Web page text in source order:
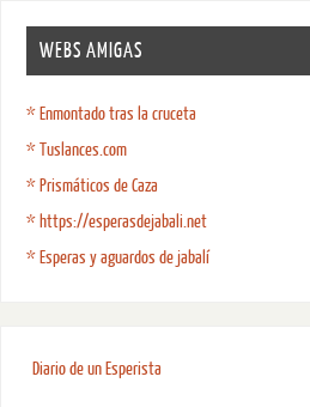
WEBS AMIGAS
* Enmontado tras la cruceta
* Tuslances.com
* Prismáticos de Caza
* https://esperasdejabali.net
* Esperas y aguardos de jabalí
Diario de un Esperista